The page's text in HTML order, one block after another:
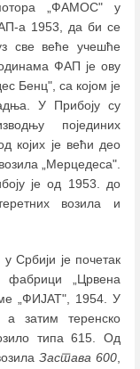
„ФАМОС" у
а 1953, да би се
све веће учешће
ФАП је ову
Бенц", са којом је
У Прибоју су
појединих
којих је већи део
„Мерцедеса".
је од 1953. до
возила и
у Србији је почетак
фабрици „Црвена
„ФИЈАТ", 1954. У
затим теренско
типа 615. Од
Застава 600,